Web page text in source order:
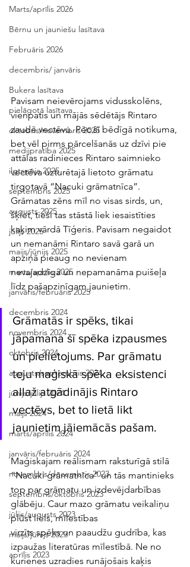
Marts/aprīlis 2026
Bērnu un jauniešu lasītava
Februāris 2026
decembris/ janvāris
Bukera lasītava
pielāgotā lasītava
oktobris/novembris 2025
medijpratība 2025
ilgtspēja 2025
septembris 2025
augusts 2025
jūlijs 2025
maijs/jūnijs 2025
marts/aprīlis 2025
janvāris/februāris 2025
decembris 2024
novembris 2024
oktobris 2024
augusts/septembris 2024
jūnijs/jūlijs 2024
maijs 2024
marts/aprīlis 2024
janvāris/februāris 2024
novembris/decembris 2023
septembris/oktobris 2023
jūlijs/augusts 2023
maijs/jūnijs 2023
aprīlis 2023
Pavisam neievērojams vidusskolēns,
vienpatis un mājās sēdētājs Rintaro
zaudē vectēvu. Pēc šī bēdīgā notikuma,
bet vēl pirms pārcelšanās uz dzīvi pie
attālas radinieces Rintaro saimnieko
vectēva uzturētajā lietoto grāmatu
tirgotavā “Nacuki grāmatnīca”.
Grāmatas zēns mīl no visas sirds, un,
šķiet, tieši tas stāstā liek iesaistīties
kaķim vārdā Tīģeris. Pavisam negaidot
un nemanāmi Rintaro savā garā un
apziņā pieaug no nevienam
nevajadzīga un nepamanāma puišeļa
līdz pašapzinīgam jaunietim.
Grāmatās ir spēks, tikai
jāpamana šī spēka izpausmes
un pielietojums. Par grāmatu
teju maģiskā spēka eksistenci
allaž atgādinājis Rintaro
vectēvs, bet to lietā likt
jaunietim jāiemācās pašam.
Maģiskajam reālismam raksturīgā stilā
“Nacuki grāmatnīca” un tās mantinieks
top par grāmatu un izdevējdarbības
glābēju. Caur mazo grāmatu veikaliņu
plūst liels, mīlestības
virzīts spēks un paaudžu gudrība, kas
izpaužas literatūras mīlestībā. Ne no
kurienes uzradies runājošais kaķis